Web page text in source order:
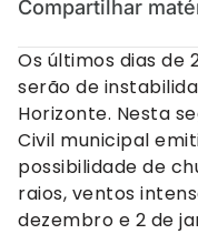
Compartilhar
Os últimos dias de
serão de
Horizonte. Nesta
Civil municipal
possibilidade de
raios, ventos
dezembro e 2 de